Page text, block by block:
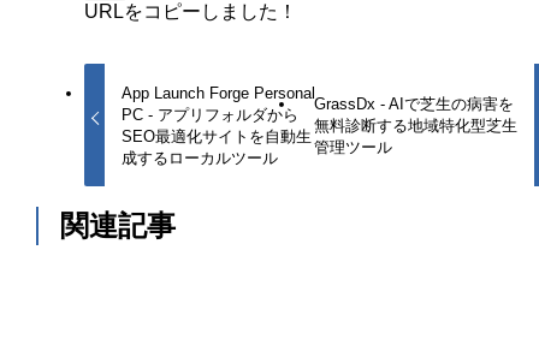
URLをコピーしました！
App Launch Forge Personal
PC - アプリフォルダから
SEO最適化サイトを自動生
成するローカルツール
GrassDx - AIで芝生の病害を
無料診断する地域特化型芝生
管理ツール
関連記事